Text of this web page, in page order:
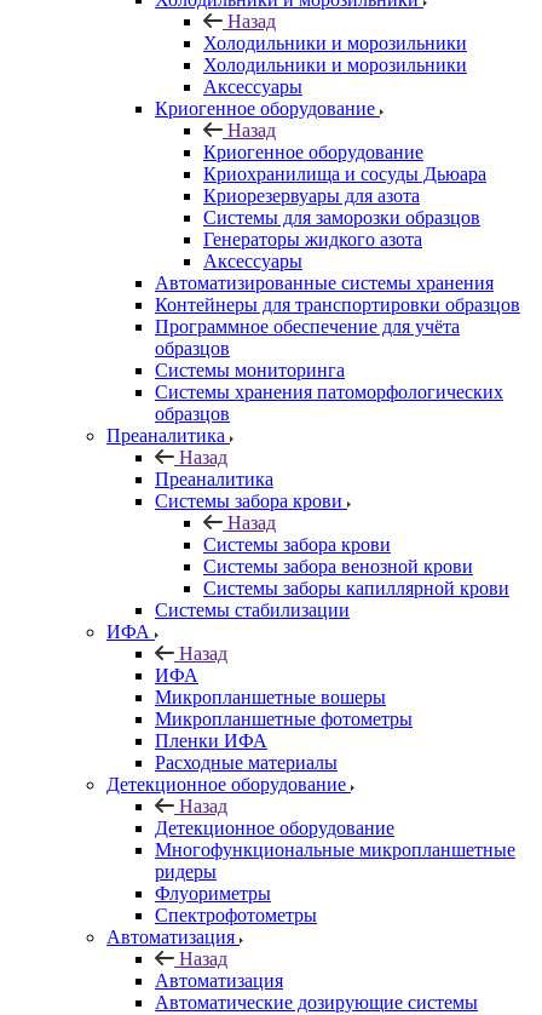
Назад
Холодильники и морозильники
Холодильники и морозильники
Аксессуары
Криогенное оборудование
Назад
Криогенное оборудование
Криохранилища и сосуды Дьюара
Криорезервуары для азота
Системы для заморозки образцов
Генераторы жидкого азота
Аксессуары
Автоматизированные системы хранения
Контейнеры для транспортировки образцов
Программное обеспечение для учёта
образцов
Системы мониторинга
Системы хранения патоморфологических
образцов
Преаналитика
Назад
Преаналитика
Системы забора крови
Назад
Системы забора крови
Системы забора венозной крови
Системы заборы капиллярной крови
Системы стабилизации
ИФА
Назад
ИФА
Микропланшетные вошеры
Микропланшетные фотометры
Пленки ИФА
Расходные материалы
Детекционное оборудование
Назад
Детекционное оборудование
Многофункциональные микропланшетные
ридеры
Флуориметры
Спектрофотометры
Автоматизация
Назад
Автоматизация
Автоматические дозирующие системы